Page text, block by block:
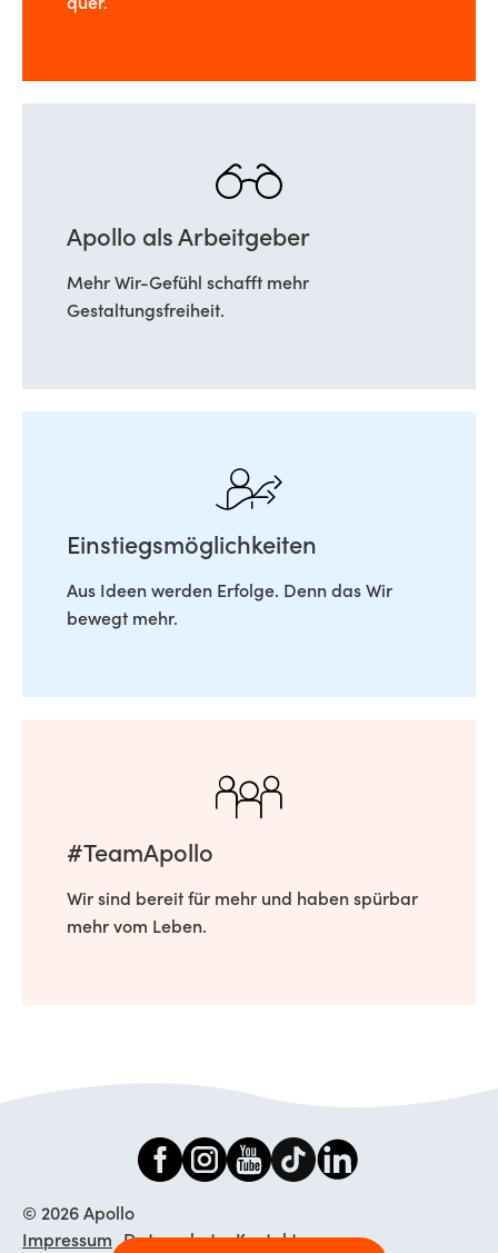
quer.
Apollo als Arbeitgeber
Mehr Wir-Gefühl schafft mehr
Gestaltungsfreiheit.
Einstiegsmöglichkeiten
Aus Ideen werden Erfolge. Denn das Wir
bewegt mehr.
#TeamApollo
Wir sind bereit für mehr und haben spürbar
mehr vom Leben.
© 2026 Apollo
Impressum
Datenschutz Kontakt